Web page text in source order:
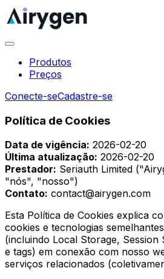
Produtos
Preços
Conecte-seCadastre-se
Política de Cookies
Data de vigência: 2026-02-20
Última atualização: 2026-02-20
Prestador: Seriauth Limited
"nós", "nosso")
Contato: contact@airygen.com
Esta Política de Cookies explica
cookies e tecnologias
(incluindo Local Storage, Session
e tags) em conexão com nosso
serviços relacionados